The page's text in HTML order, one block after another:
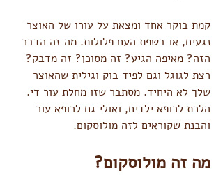
קמת בוקר אחד ומצאת על עורו של האוצר
נגעים, או בשפת העם פלולות. מה זה הדבר
הזה? מאיפה הגיע? זה מסוכן? זה מדבק?
רצת לגוגל וגם לפיד בוק וגילית שהאוצר
שלך לא היחיד. מסתבר שזו מחלת עור די.
הלכת לרופא ילדים, ואולי גם לרופא עור
והבנת שקוראים לזה מולוסקום.
מה זה מולוסקום?